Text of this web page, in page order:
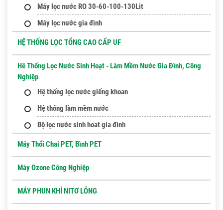
Máy lọc nước RO 30-60-100-130Lit
Máy lọc nước gia đình
HỆ THỐNG LỌC TỔNG CAO CẤP UF
Hê Thống Lọc Nước Sinh Hoạt - Làm Mềm Nước Gia Đình, Công
Nghiệp
Hệ thống lọc nước giếng khoan
Hệ thống làm mềm nước
Bộ lọc nước sinh hoat gia đình
Máy Thổi Chai PET, Bình PET
Máy Ozone Công Nghiệp
MÁY PHUN KHÍ NITƠ LỎNG